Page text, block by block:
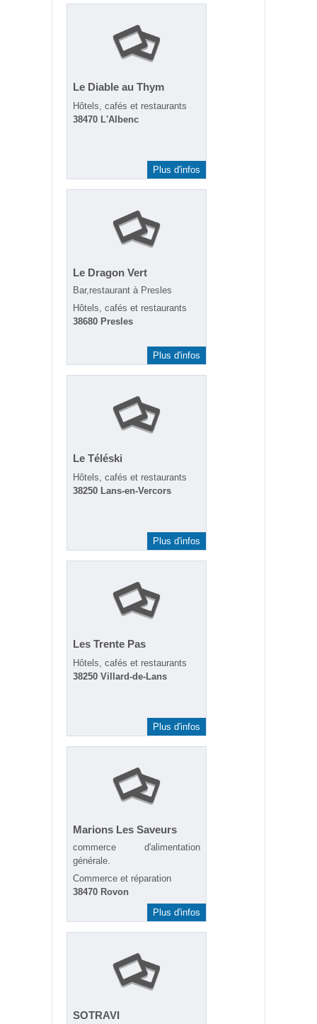
Le Diable au Thym
Hôtels, cafés et restaurants
38470 L'Albenc
Plus d'infos
Le Dragon Vert
Bar,restaurant à Presles
Hôtels, cafés et restaurants
38680 Presles
Plus d'infos
Le Téléski
Hôtels, cafés et restaurants
38250 Lans-en-Vercors
Plus d'infos
Les Trente Pas
Hôtels, cafés et restaurants
38250 Villard-de-Lans
Plus d'infos
Marions Les Saveurs
commerce d'alimentation
générale.
Commerce et réparation
38470 Rovon
Plus d'infos
SOTRAVI